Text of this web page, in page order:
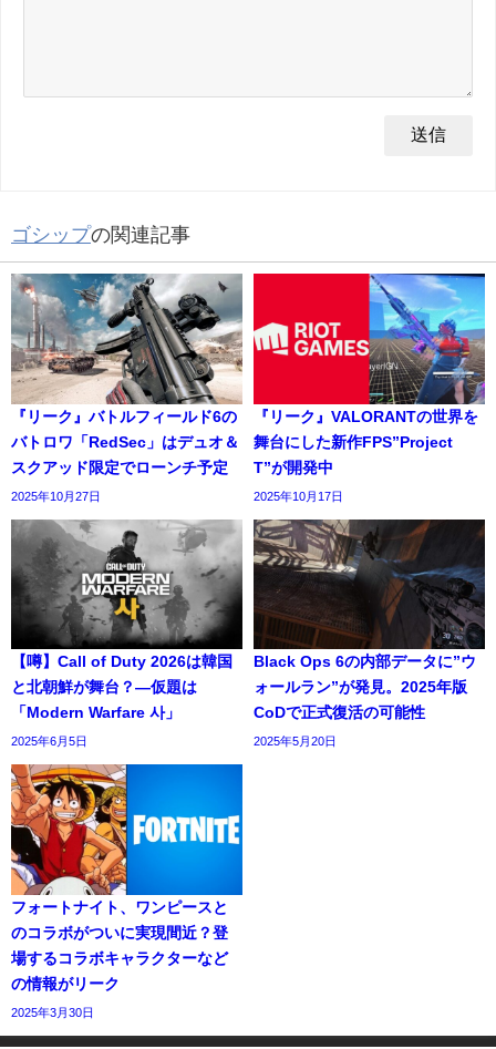
ゴシップの関連記事
『リーク』バトルフィールド6の
バトロワ「RedSec」はデュオ＆
スクアッド限定でローンチ予定
2025年10月27日
『リーク』VALORANTの世界を
舞台にした新作FPS”Project
T”が開発中
2025年10月17日
【噂】Call of Duty 2026は韓国
と北朝鮮が舞台？―仮題は
「Modern Warfare 사」
2025年6月5日
Black Ops 6の内部データに”ウ
ォールラン”が発見。2025年版
CoDで正式復活の可能性
2025年5月20日
フォートナイト、ワンピースと
のコラボがついに実現間近？登
場するコラボキャラクターなど
の情報がリーク
2025年3月30日